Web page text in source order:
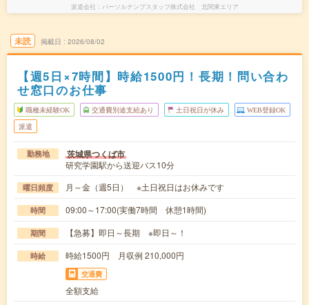
派遣会社 パーソルテンプスタッフ株式会社 北関東エリア
未読 掲載日 2026/08/02
【週5日×7時間】時給1500円！長期！問い合わ
せ窓口のお仕事
職種未経験OK 交通費別途支給あり 土日祝日が休み WEB登録OK
派遣
勤務地 茨城県つくば市
研究学園駅から送迎バス10分
曜日頻度 月～金（週5日） ※土日祝日はお休みです
時間 09:00～17:00(実働7時間 休憩1時間)
期間 【急募】即日～長期 ※即日～！
時給 時給1500円 月収例 210,000円
交通費
全額支給